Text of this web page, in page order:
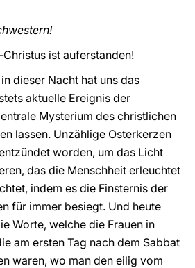
Christus ist auferstanden!
dieser Nacht hat uns das
aktuelle Ereignis der
Mysterium des christlichen
lassen. Unzählige Osterkerzen
worden, um das Licht
das die Menschheit erleuchtet
indem es die Finsternis der
für immer besiegt. Und heute
Worte, welche die Frauen in
am ersten Tag nach dem Sabbat
waren, wo man den eilig vom